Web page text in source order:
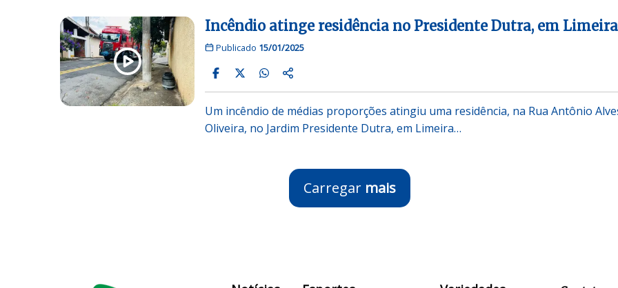
Incêndio atinge residência no Presidente Dutra, em Limeira
Publicado 15/01/2025
Um incêndio de médias proporções atingiu uma residência, na Rua Antônio
Oliveira, no Jardim Presidente Dutra, em Limeira…
Carregar mais